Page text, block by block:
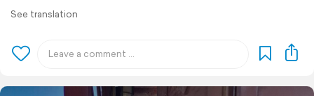
See translation